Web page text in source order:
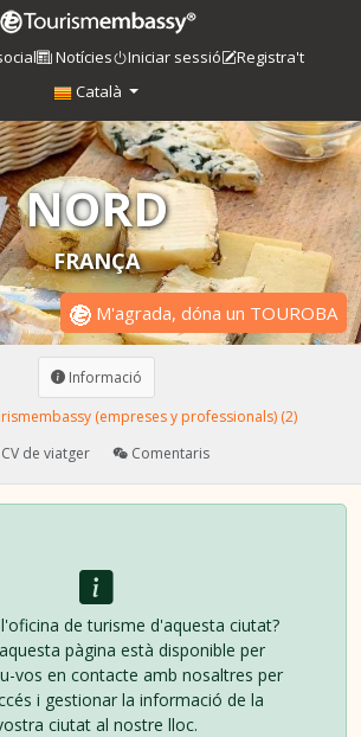
Notícies Iniciar sessió
Registra't
Català
NORD
FRANÇA
M'agrada, dóna un TOUROBA
Informació
(empreses y professionals) (2)
de viatger
Comentaris
de turisme d'aquesta ciutat?
pàgina està disponible per
vos en contacte amb nosaltres per
i gestionar la informació de la
ciutat al nostre lloc.